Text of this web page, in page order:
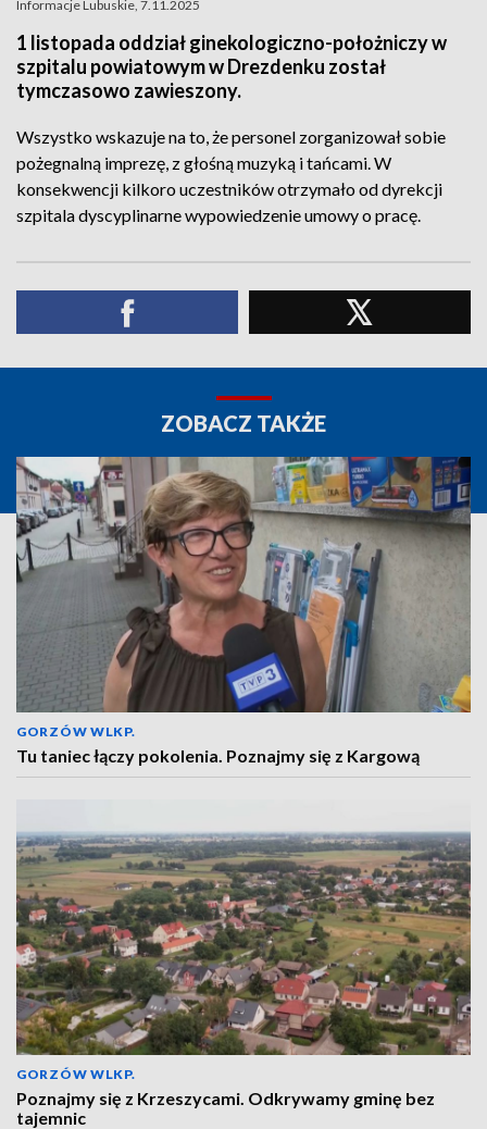
Informacje Lubuskie, 7.11.2025
1 listopada oddział ginekologiczno-położniczy w
szpitalu powiatowym w Drezdenku został
tymczasowo zawieszony.
Wszystko wskazuje na to, że personel zorganizował sobie
pożegnalną imprezę, z głośną muzyką i tańcami. W
konsekwencji kilkoro uczestników otrzymało od dyrekcji
szpitala dyscyplinarne wypowiedzenie umowy o pracę.
ZOBACZ TAKŻE
GORZÓW WLKP.
Tu taniec łączy pokolenia. Poznajmy się z Kargową
GORZÓW WLKP.
Poznajmy się z Krzeszycami. Odkrywamy gminę bez
tajemnic